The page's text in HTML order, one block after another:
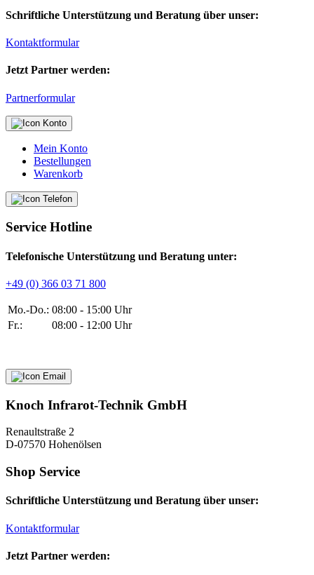
Schriftliche Unterstützung und Beratung über unser:
Kontaktformular
Jetzt Partner werden:
Partnerformular
Mein Konto
Bestellungen
Warenkorb
Service Hotline
Telefonische Unterstützung und Beratung unter:
+49 (0) 366 03 71 800
Mo.-Do.: 08:00 - 15:00 Uhr
Fr.:
08:00 - 12:00 Uhr
Knoch Infrarot-Technik GmbH
Renaultstraße 2
D-07570 Hohenölsen
Shop Service
Schriftliche Unterstützung und Beratung über unser:
Kontaktformular
Jetzt Partner werden: